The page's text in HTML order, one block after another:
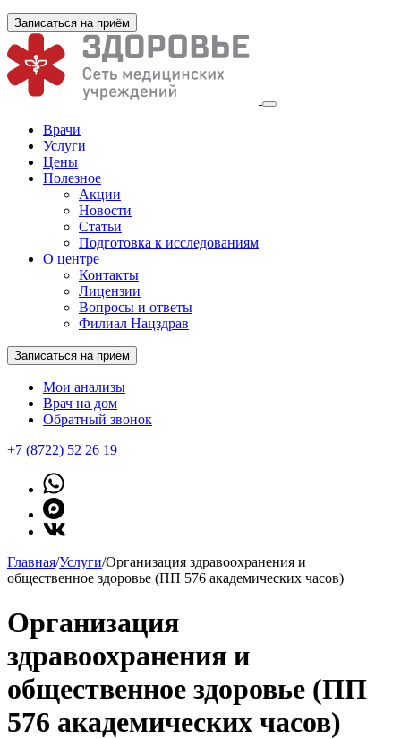
Записаться на приём
Врачи
Услуги
Цены
Полезное
Акции
Новости
Статьи
Подготовка к исследованиям
О центре
Контакты
Лицензии
Вопросы и ответы
Филиал Нацздрав
Записаться на приём
Мои анализы
Врач на дом
Обратный звонок
+7 (8722) 52 26 19
Главная/Услуги/Организация здравоохранения и
общественное здоровье (ПП 576 академических часов)
Организация
здравоохранения и
общественное здоровье (ПП
576 академических часов)